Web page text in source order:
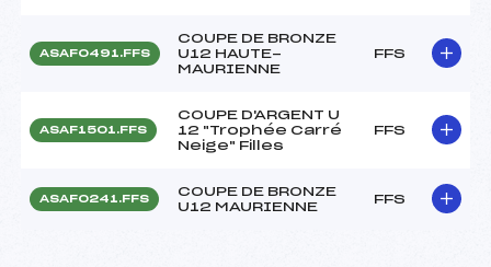
ASAF0491.FFS
COUPE DE BRONZE
U12 HAUTE-
MAURIENNE
FFS
ASAF1501.FFS
COUPE D'ARGENT U
12 "Trophée Carré
Neige" Filles
FFS
ASAF0241.FFS
COUPE DE BRONZE
U12 MAURIENNE
FFS